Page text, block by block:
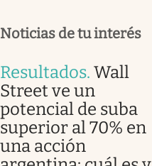
Noticias de tu interés
Resultados. Wall
Street ve un
potencial de suba
superior al 70% en
una acción